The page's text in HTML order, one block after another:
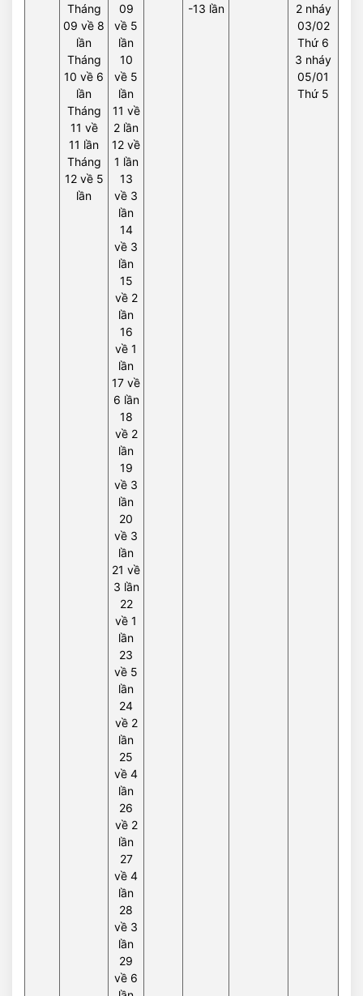
Tháng
09 về 8
lần
Tháng
10 về 6
lần
Tháng
11 về
11 lần
Tháng
12 về 5
lần
09
về 5
lần
10
về 5
lần
11 về
2 lần
12 về
1 lần
13
về 3
lần
14
về 3
lần
15
về 2
lần
16
về 1
lần
17 về
6 lần
18
về 2
lần
19
về 3
lần
20
về 3
lần
21 về
3 lần
22
về 1
lần
23
về 5
lần
24
về 2
lần
25
về 4
lần
26
về 2
lần
27
về 4
lần
28
về 3
lần
29
về 6
-13 lần
2 nháy
03/02
Thứ 6
3 nháy
05/01
Thứ 5